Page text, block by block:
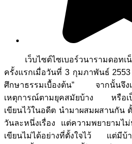
เว็บไซต์ไซเบอร์วนารามดอทเน็
ครั้งแรกเมื่อวันที่ 3 กุมภาพันธ์ 2553
ศึกษาธรรมเบื้องต้น” จากนั้นจึงเ
เหตุการณ์ตามยุคสมัยบ้าง หรือเป็
เขียนไว้ในอดีต นำมาผสมผสานกัน ตั้
วันละหนึ่งเรื่อง แต่ความพยายามไม่
เขียนไม่ได้อย่างที่ตั้งใจไว้ แต่มีบ้า